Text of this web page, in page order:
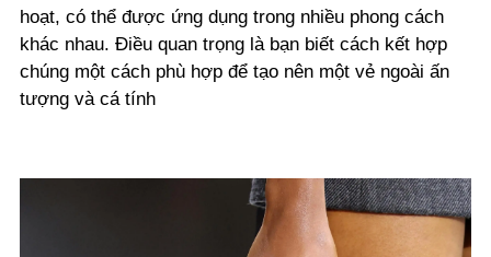
hoạt, có thể được ứng dụng trong nhiều phong cách
khác nhau. Điều quan trọng là bạn biết cách kết hợp
chúng một cách phù hợp để tạo nên một vẻ ngoài ấn
tượng và cá tính